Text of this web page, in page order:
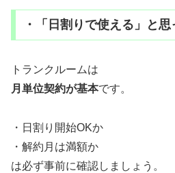
・「日割りで使える」と思
トランクルームは
月単位契約が基本です。
・日割り開始OKか
・解約月は満額か
は必ず事前に確認しましょう。